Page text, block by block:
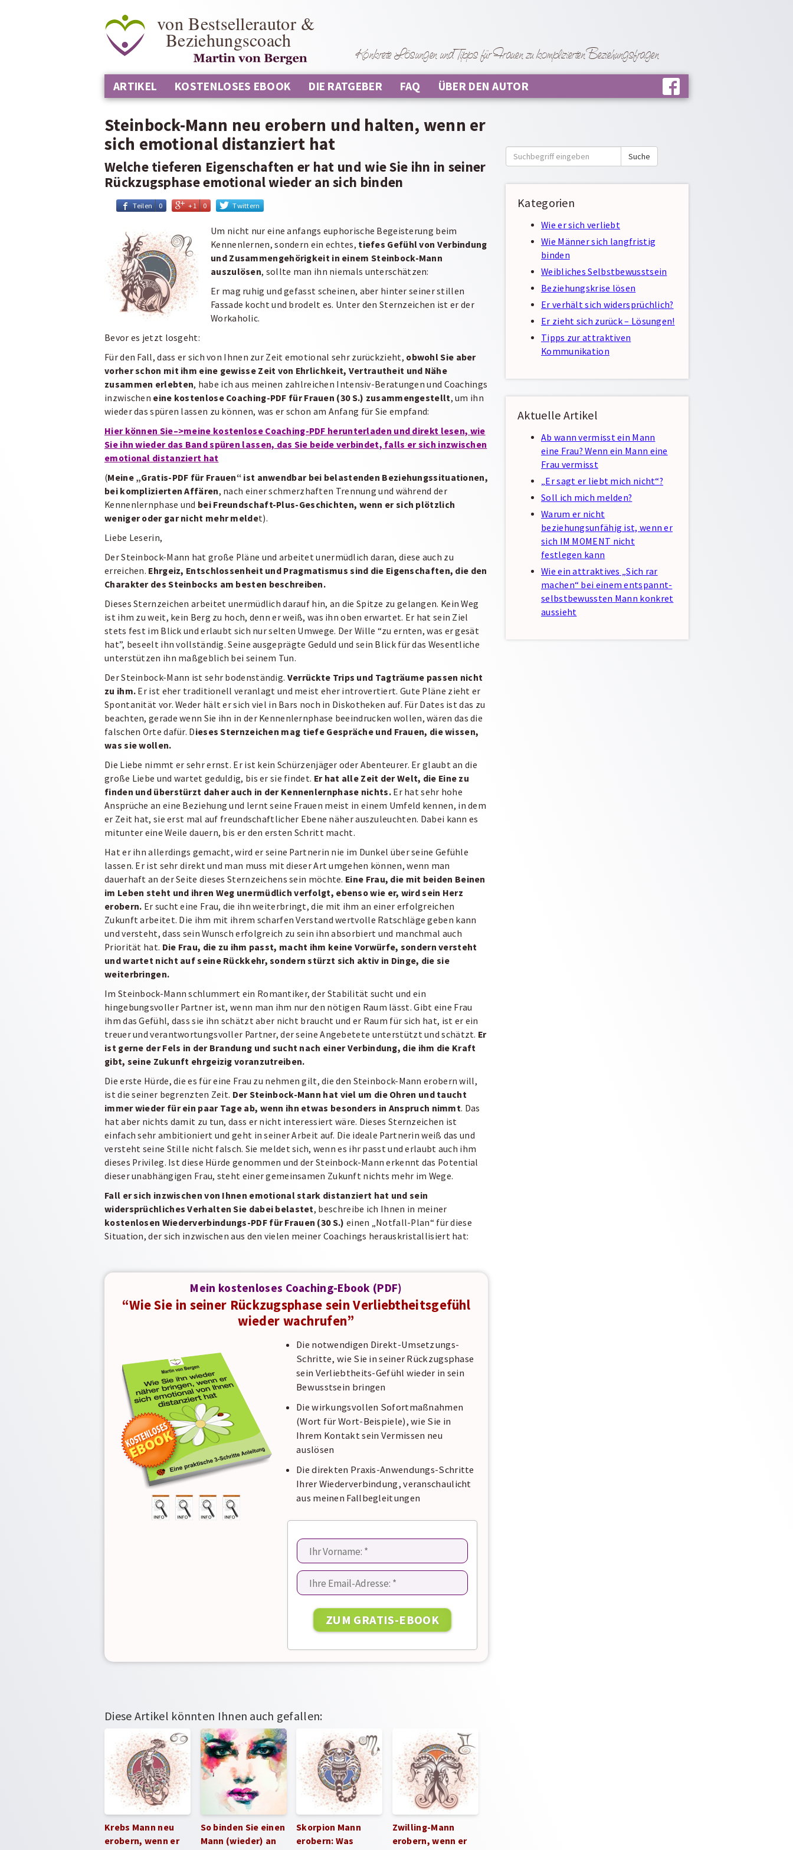
Konkrete Lösungen und Tipps für Frauen zu komplizierten Beziehungsfragen
von Bestsellerautor &
Beziehungscoach
ARTIKEL KOSTENLOSES EBOOK DIE RATGEBER FAQ ÜBER DEN AUTOR
Steinbock-Mann neu erobern und halten, wenn er
sich emotional distanziert hat
Welche tieferen Eigenschaften er hat und wie Sie ihn in seiner
Rückzugsphase emotional wieder an sich binden
Teilen 0 +1 0 Twittern
Um nicht nur eine anfangs euphorische Begeisterung beim
Kennenlernen, sondern ein echtes, tiefes Gefühl von Verbindung
und Zusammengehörigkeit in einem Steinbock-Mann
auszulösen, sollte man ihn niemals unterschätzen:
Er mag ruhig und gefasst scheinen, aber hinter seiner stillen
Fassade kocht und brodelt es. Unter den Sternzeichen ist er der
Workaholic.
Bevor es jetzt losgeht:
Für den Fall, dass er sich von Ihnen zur Zeit emotional sehr zurückzieht, obwohlSie aber
vorher schon mit ihm eine gewisse Zeit von Ehrlichkeit, Vertrautheit und Nähe
zusammen erlebten, habe ich aus meinen zahlreichen Intensiv-Beratungen und Coachings
inzwischen eine kostenlose Coaching-PDF für Frauen (30 S.) zusammengestellt, um ihn
wieder das spüren lassen zu können, was er schon am Anfang für Sie empfand:
Hier können Sie–>meine kostenlose Coaching-PDF herunterladen und direkt lesen, wie
Sie ihn wieder das Band spüren lassen, das Sie beide verbindet, falls er sich inzwischen
emotional distanziert hat
(Meine „Gratis-PDF für Frauen“ ist anwendbar bei belastenden Beziehungssituationen,
bei komplizierten Affären, nach einer schmerzhaften Trennung und während der
Kennenlernphase und bei Freundschaft-Plus-Geschichten, wenn er sich plötzlich
weniger oder gar nicht mehr meldet).
Liebe Leserin,
Der Steinbock-Mann hat große Pläne und arbeitet unermüdlich daran, diese auch zu
erreichen. Ehrgeiz, Entschlossenheit und Pragmatismus sind die Eigenschaften, die den
Charakter des Steinbocks am besten beschreiben.
Dieses Sternzeichen arbeitet unermüdlich darauf hin, an die Spitze zu gelangen. Kein Weg
ist ihm zu weit, kein Berg zu hoch, denn er weiß, was ihn oben erwartet. Er hat sein Ziel
stets fest im Blick und erlaubt sich nur selten Umwege. Der Wille “zu ernten, was er gesät
hat”, beseelt ihn vollständig. Seine ausgeprägte Geduld und sein Blick für das Wesentliche
unterstützen ihn maßgeblich bei seinem Tun.
Der Steinbock-Mann ist sehr bodenständig. Verrückte Trips und Tagträume passen nicht
zu ihm. Er ist eher traditionell veranlagt und meist eher introvertiert. Gute Pläne zieht er
Spontanität vor. Weder hält er sich viel in Bars noch in Diskotheken auf. Für Dates ist das zu
beachten, gerade wenn Sie ihn in der Kennenlernphase beeindrucken wollen, wären das die
falschen Orte dafür. Dieses Sternzeichen mag tiefe Gespräche und Frauen, die wissen,
was sie wollen.
Die Liebe nimmt er sehr ernst. Er ist kein Schürzenjäger oder Abenteurer. Er glaubt an die
große Liebe und wartet geduldig, bis er sie findet. Er hat alle Zeit der Welt, die Eine zu
finden und überstürzt daher auch in der Kennenlernphase nichts.Er hat sehr hohe
Ansprüche an eine Beziehung und lernt seine Frauen meist in einem Umfeld kennen, in dem
er Zeit hat, sie erst mal auf freundschaftlicher Ebene näher auszuleuchten. Dabei kann es
mitunter eine Weile dauern, bis er den ersten Schritt macht.
Hat er ihn allerdings gemacht, wird er seine Partnerin nie im Dunkel über seine Gefühle
lassen. Er ist sehr direkt und man muss mit dieser Art umgehen können, wenn man
dauerhaft an der Seite dieses Sternzeichens sein möchte. Eine Frau, die mit beiden Beinen
im Leben steht und ihren Weg unermüdlich verfolgt, ebenso wie er, wird sein Herz
erobern. Er sucht eine Frau, die ihn weiterbringt, die mit ihm an einer erfolgreichen
Zukunft arbeitet. Die ihm mit ihrem scharfen Verstand wertvolle Ratschläge geben kann
und versteht, dass sein Wunsch erfolgreich zu sein ihn absorbiert und manchmal auch
Priorität hat. Die Frau, die zu ihm passt, macht ihm keine Vorwürfe, sondern versteht
und wartet nicht auf seine Rückkehr, sondern stürzt sich aktiv in Dinge, die sie
weiterbringen.
Im Steinbock-Mann schlummert ein Romantiker, der Stabilität sucht und ein
hingebungsvoller Partner ist, wenn man ihm nur den nötigen Raum lässt. Gibt eine Frau
ihm das Gefühl, dass sie ihn schätzt aber nicht braucht und er Raum für sich hat, ist er ein
treuer und verantwortungsvoller Partner, der seine Angebetete unterstützt und schätzt. Er
ist gerne der Fels in der Brandung und sucht nach einer Verbindung, die ihm die Kraft
gibt, seine Zukunft ehrgeizig voranzutreiben.
Die erste Hürde, die es für eine Frau zu nehmen gilt, die den Steinbock-Mann erobern will,
ist die seiner begrenzten Zeit. Der Steinbock-Mann hat viel um die Ohren und taucht
immer wieder für ein paar Tage ab, wenn ihn etwas besonders in Anspruch nimmt. Das
hat aber nichts damit zu tun, dass er nicht interessiert wäre. Dieses Sternzeichen ist
einfach sehr ambitioniert und geht in seiner Arbeit auf. Die ideale Partnerin weiß das und
versteht seine Stille nicht falsch. Sie meldet sich, wenn es ihr passt und erlaubt auch ihm
dieses Privileg. Ist diese Hürde genommen und der Steinbock-Mann erkennt das Potential
dieser unabhängigen Frau, steht einer gemeinsamen Zukunft nichts mehr im Wege.
Fall er sich inzwischen von Ihnen emotional stark distanziert hat und sein
widersprüchliches Verhalten Sie dabei belastet, beschreibe ich Ihnen in meiner
kostenlosen Wiederverbindungs-PDF für Frauen (30 S.) einen „Notfall-Plan“ für diese
Situation, der sich inzwischen aus den vielen meiner Coachings herauskristallisiert hat:
Mein kostenloses Coaching-Ebook (PDF)
“Wie Sie in seiner Rückzugsphase sein Verliebtheitsgefühl
wieder wachrufen”
Die notwendigen Direkt-Umsetzungs-
Schritte, wie Sie in seiner Rückzugsphase
sein Verliebtheits-Gefühl wieder in sein
Bewusstsein bringen
Die wirkungsvollen Sofortmaßnahmen
(Wort für Wort-Beispiele), wie Sie in
Ihrem Kontakt sein Vermissen neu
auslösen
Die direkten Praxis-Anwendungs-Schritte
Ihrer Wiederverbindung, veranschaulicht
aus meinen Fallbegleitungen
Diese Artikel könnten Ihnen auch gefallen:
Krebs Mann neu
erobern, wenn er
So binden Sie einen
Mann (wieder) an
Skorpion Mann
erobern: Was
Zwilling-Mann
erobern, wenn er
Suche
nach:
Suche
Kategorien
Wie er sich verliebt
Wie Männer sich langfristig
binden
Weibliches Selbstbewusstsein
Beziehungskrise lösen
Er verhält sich widersprüchlich?
Er zieht sich zurück – Lösungen!
Tipps zur attraktiven
Kommunikation
Aktuelle Artikel
Ab wann vermisst ein Mann
eine Frau? Wenn ein Mann eine
Frau vermisst
„Er sagt er liebt mich nicht“?
Soll ich mich melden?
Warum er nicht
beziehungsunfähig ist, wenn er
sich IM MOMENT nicht
festlegen kann
Wie ein attraktives „Sich rar
machen“ bei einem entspannt-
selbstbewussten Mann konkret
aussieht